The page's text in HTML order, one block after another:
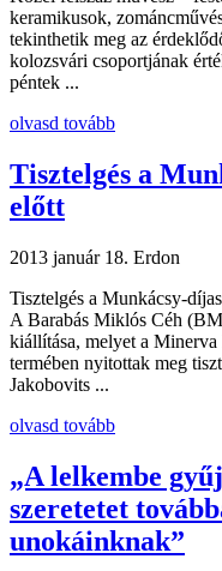
keramikusok,
tekinthetik meg az
kolozsvári csoportjának
péntek ...
olvasd tovább
Tisztelgés a
előtt
2013 január 18. Erdon
Tisztelgés a Munkácsy-
A Barabás Miklós Céh
kiállítása, melyet a
termében nyitottak meg
Jakobovits ...
olvasd tovább
„A lelkembe
szeretetet
unokáinknak”